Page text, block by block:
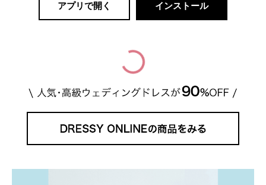
アプリで開く インストール